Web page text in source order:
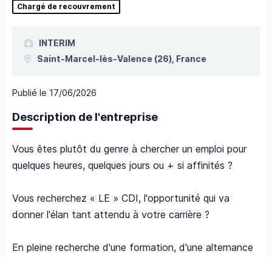
Chargé de recouvrement
INTERIM
Saint-Marcel-lès-Valence (26), France
Publié le 17/06/2026
Description de l'entreprise
Vous êtes plutôt du genre à chercher un emploi pour
quelques heures, quelques jours ou + si affinités ?
Vous recherchez « LE » CDI, l'opportunité qui va
donner l'élan tant attendu à votre carrière ?
En pleine recherche d'une formation, d'une alternance